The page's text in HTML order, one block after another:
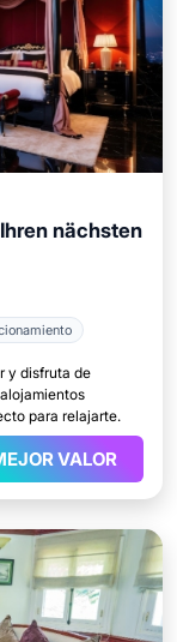
nächsten
y disfruta de
para relajarte.
VALOR